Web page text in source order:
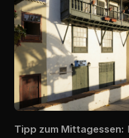
Tipp zum Mittagessen: